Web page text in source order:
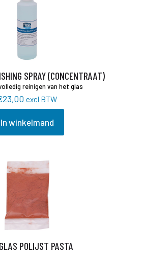
SPRAY (CONCENTRAAT)
reinigen van het glas
23,00 excl BTW
In winkelmand
POLIJST PASTA